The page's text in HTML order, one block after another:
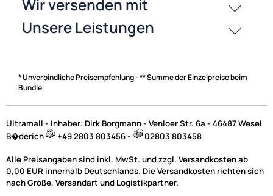
Zahlungsarten
* Unverbindliche Preisempfehlung - ** Summe der Einzelpreise beim
Bundle
Ultramall - Inhaber: Dirk Borgmann - Venloer Str. 6a - 46487 Wesel
B�derich
+49 2803 803456 - 02803 803458
Alle Preisangaben sind inkl. MwSt. und zzgl. Versandkosten ab
0,00 EUR innerhalb Deutschlands. Die Versandkosten richten sich
nach Größe, Versandart und Logistikpartner.